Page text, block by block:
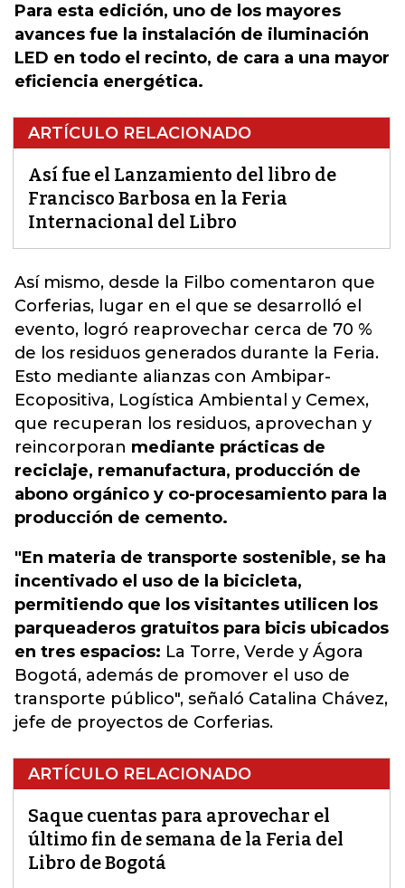
Para esta edición, uno de los mayores
avances fue la instalación de iluminación
LED en todo el recinto, de cara a una mayor
eficiencia energética.
ARTÍCULO RELACIONADO
Así fue el Lanzamiento del libro de
Francisco Barbosa en la Feria
Internacional del Libro
Así mismo, desde la Filbo comentaron que
Corferias, lugar en el que se desarrolló el
evento, logró reaprovechar cerca de 70 %
de los residuos generados durante la Feria.
Esto mediante alianzas con Ambipar-
Ecopositiva, Logística Ambiental y Cemex,
que recuperan los residuos, aprovechan y
reincorporan mediante prácticas de
reciclaje, remanufactura, producción de
abono orgánico y co-procesamiento para la
producción de cemento.
"En materia de transporte sostenible, se ha
incentivado el uso de la bicicleta,
permitiendo que los visitantes utilicen los
parqueaderos gratuitos para bicis ubicados
en tres espacios: La Torre, Verde y Ágora
Bogotá, además de promover el uso de
transporte público", señaló Catalina Chávez,
jefe de proyectos de Corferias.
ARTÍCULO RELACIONADO
Saque cuentas para aprovechar el
último fin de semana de la Feria del
Libro de Bogotá